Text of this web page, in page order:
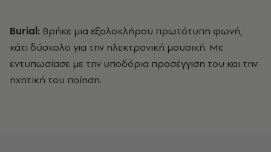
Burial: Bρήκε μια εξολοκλήρου πρωτότυπη φωνή,
κάτι δύσκολο για την ηλεκτρονική μουσική. Με
εντυπωσίασε με την υποδόρια προσέγγιση του και την
ηχητική του ποίηση.